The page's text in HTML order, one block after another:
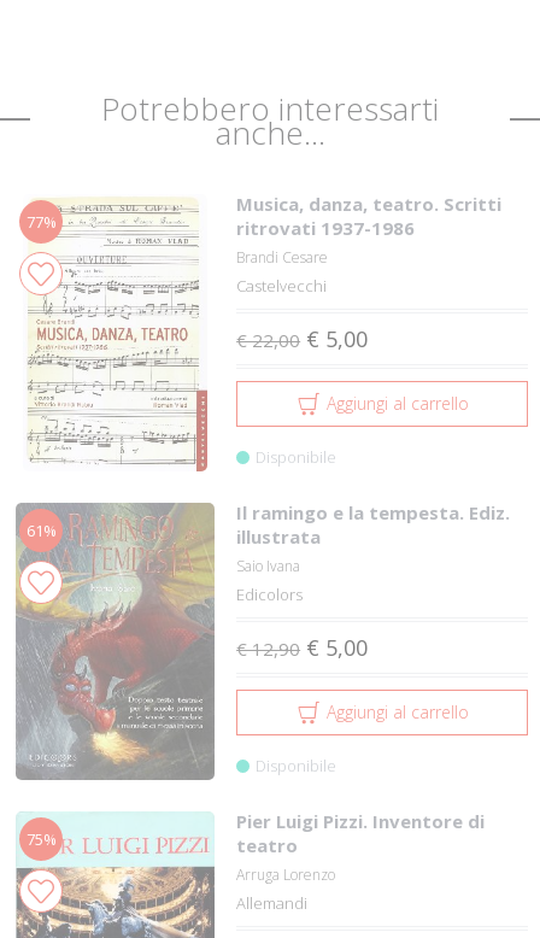
Potrebbero interessarti
anche...
77%
Musica, danza, teatro. Scritti
ritrovati 1937-1986
Brandi Cesare
Castelvecchi
€ 22,00 € 5,00
Aggiungi al carrello
Disponibile
61%
Il ramingo e la tempesta. Ediz.
illustrata
Saio Ivana
Edicolors
€ 12,90 € 5,00
Aggiungi al carrello
Disponibile
75%
Pier Luigi Pizzi. Inventore di
teatro
Arruga Lorenzo
Allemandi